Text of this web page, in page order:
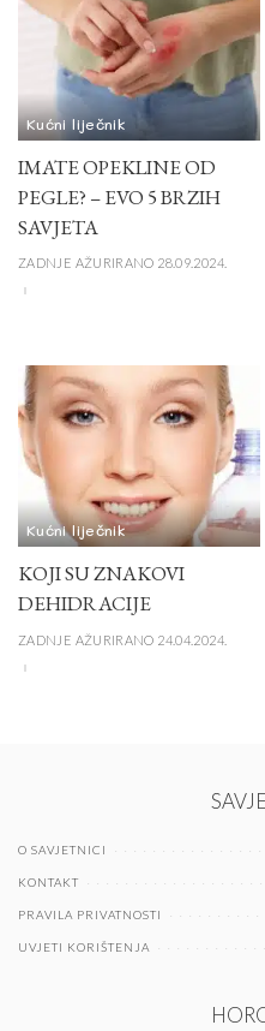
Kućni liječnik
IMATE OPEKLINE OD
PEGLE? – EVO 5 BRZIH
SAVJETA
ZADNJE AŽURIRANO 28.09.2024.
Kućni liječnik
KOJI SU ZNAKOVI
DEHIDRACIJE
ZADNJE AŽURIRANO 24.04.2024.
O SAVJETNICI
KONTAKT
PRAVILA PRIVATNOSTI
UVJETI KORIŠTENJA